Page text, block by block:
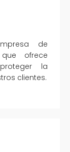
de
ofrece
la
clientes.